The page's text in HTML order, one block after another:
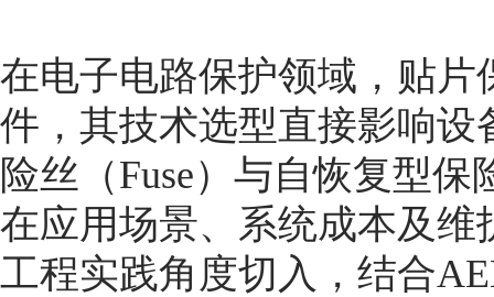
在电子电路保护领域，贴
件，其技术选型直接影响
险丝（Fuse）与自恢复型
在应用场景、系统成本及
工程实践角度切入，结合